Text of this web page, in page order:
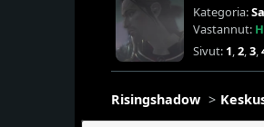
Kategoria:
Vastannut:
Sivut: 1 2 3
Risingshadow